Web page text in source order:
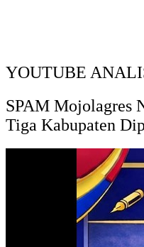
YOUTUBE
SPAM Mojolagres
Tiga Kabupaten